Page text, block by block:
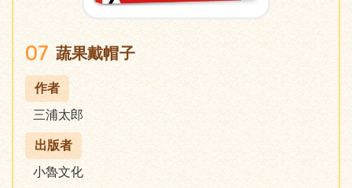
07 蔬果戴帽子
作者
三浦太郎
出版者
小魯文化